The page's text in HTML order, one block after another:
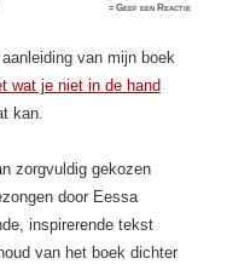
≈Geef een Reactie
van mijn boek
wat je niet in de hand
kan.
zorgvuldig gekozen
door Eessa
inspirerende tekst
van het boek dichter